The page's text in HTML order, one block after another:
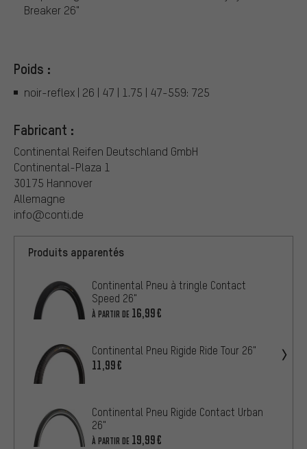
Breaker 26"
Poids :
noir-reflex | 26 | 47 | 1.75 | 47-559: 725
Fabricant :
Continental Reifen Deutschland GmbH
Continental-Plaza 1
30175 Hannover
Allemagne
info@conti.de
Produits apparentés
Continental Pneu à tringle Contact
Speed 26"
À PARTIR DE 16,99€
Continental Pneu Rigide Ride Tour 26"
11,99€
Continental Pneu Rigide Contact Urban
26"
À PARTIR DE 19,99€